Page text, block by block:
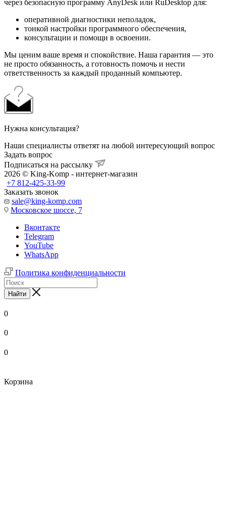
через безопасную программу AnyDesk или RuDesktop для:
оперативной диагностики неполадок,
тонкой настройки программного обеспечения,
консультации и помощи в освоении.
Мы ценим ваше время и спокойствие. Наша гарантия — это
не просто обязанность, а готовность помочь и нести
ответственность за каждый проданный компьютер.
Нужна консультация?
Наши специалисты ответят на любой интересующий вопрос
Задать вопрос
Подписаться на рассылку
2026 © King-Komp - интернет-магазин
+7 812-425-33-99
Заказать звонок
sale@king-komp.com
Московское шоссе, 7
Вконтакте
Telegram
YouTube
WhatsApp
Политика конфиденциальности
Найти
0
0
0
Корзина